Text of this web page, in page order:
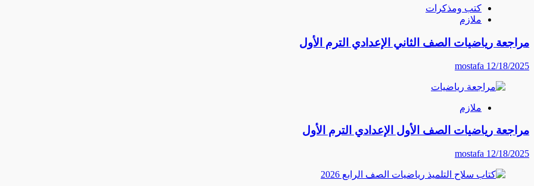
كتب ومذكرات
ملازم
مراجعة رياضيات الصف الثاني الإعدادي الترم الأول
mostafa 12/18/2025
ملازم
مراجعة رياضيات الصف الأول الإعدادي الترم الأول
mostafa 12/18/2025